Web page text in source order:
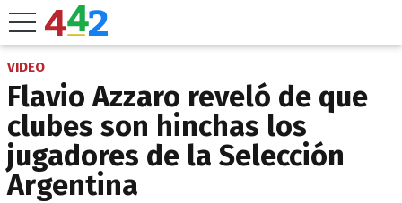
VIDEO
Flavio Azzaro reveló de que
clubes son hinchas los
jugadores de la Selección
Argentina